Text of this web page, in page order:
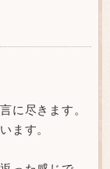
に尽きます。
ます。